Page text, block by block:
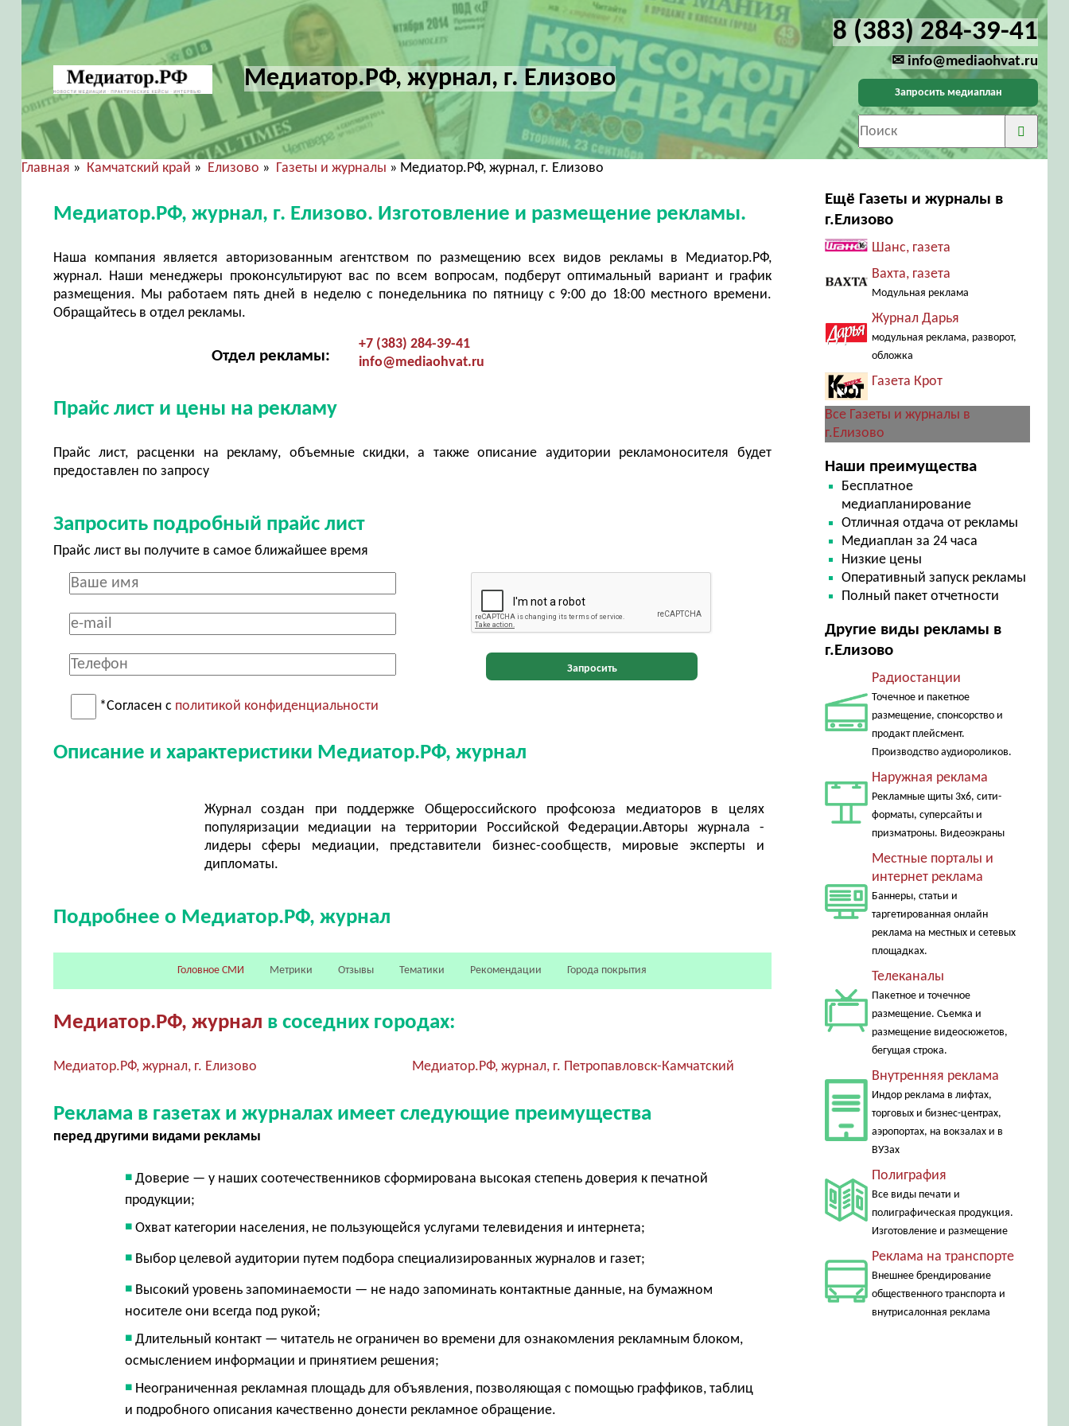
Медиатор.РФ, журнал, г. Елизово
8 (383) 284-39-41
✉ info@mediaohvat.ru
Запросить медиаплан
Главная » Камчатский край » Елизово » Газеты и журналы » Медиатор.РФ, журнал, г. Елизово
Медиатор.РФ, журнал, г. Елизово. Изготовление и размещение рекламы.
Наша компания является авторизованным агентством по размещению всех видов рекламы в Медиатор.РФ,
журнал. Наши менеджеры проконсультируют вас по всем вопросам, подберут оптимальный вариант и график
размещения. Мы работаем пять дней в неделю с понедельника по пятницу с 9:00 до 18:00 местного времени.
Обращайтесь в отдел рекламы.
Отдел рекламы:
+7 (383) 284-39-41
info@mediaohvat.ru
Прайс лист и цены на рекламу
Прайс лист, расценки на рекламу, объемные скидки, а также описание аудитории рекламоносителя будет
предоставлен по запросу
Запросить подробный прайс лист
Прайс лист вы получите в самое ближайшее время
*Согласен с политикой конфиденциальности
Запросить
Описание и характеристики Медиатор.РФ, журнал
Журнал создан при поддержке Общероссийского профсоюза медиаторов в целях
популяризации медиации на территории Российской Федерации.Авторы журнала -
лидеры сферы медиации, представители бизнес-сообществ, мировые эксперты и
дипломаты.
Подробнее о Медиатор.РФ, журнал
Головное СМИ Метрики Отзывы Тематики Рекомендации Города покрытия
Медиатор.РФ, журнал в соседних городах:
Медиатор.РФ, журнал, г. Елизово Медиатор.РФ, журнал, г. Петропавловск-Камчатский
Реклама в газетах и журналах имеет следующие преимущества
перед другими видами рекламы
Доверие — у наших соотечественников сформирована высокая степень доверия к печатной
продукции;
Охват категории населения, не пользующейся услугами телевидения и интернета;
Выбор целевой аудитории путем подбора специализированных журналов и газет;
Высокий уровень запоминаемости — не надо запоминать контактные данные, на бумажном
носителе они всегда под рукой;
Длительный контакт — читатель не ограничен во времени для ознакомления рекламным блоком,
осмыслением информации и принятием решения;
Неограниченная рекламная площадь для объявления, позволяющая с помощью граффиков, таблиц
и подробного описания качественно донести рекламное обращение.
Ещё Газеты и журналы в
г.Елизово
Шанс, газета
Вахта, газета
Модульная реклама
Журнал Дарья
модульная реклама, разворот,
обложка
Газета Крот
Все Газеты и журналы в
г.Елизово
Наши преимущества
Бесплатное
медиапланирование
Отличная отдача от рекламы
Медиаплан за 24 часа
Низкие цены
Оперативный запуск рекламы
Полный пакет отчетности
Другие виды рекламы в
г.Елизово
Радиостанции
Точечное и пакетное
размещение, спонсорство и
продакт плейсмент.
Производство аудиороликов.
Наружная реклама
Рекламные щиты 3х6, сити-
форматы, суперсайты и
призматроны. Видеоэкраны
Местные порталы и
интернет реклама
Баннеры, статьи и
таргетированная онлайн
реклама на местных и сетевых
площадках.
Телеканалы
Пакетное и точечное
размещение. Съемка и
размещение видеосюжетов,
бегущая строка.
Внутренняя реклама
Индор реклама в лифтах,
торговых и бизнес-центрах,
аэропортах, на вокзалах и в
ВУЗах
Полиграфия
Все виды печати и
полиграфическая продукция.
Изготовление и размещение
Реклама на транспорте
Внешнее брендирование
общественного транспорта и
внутрисалонная реклама